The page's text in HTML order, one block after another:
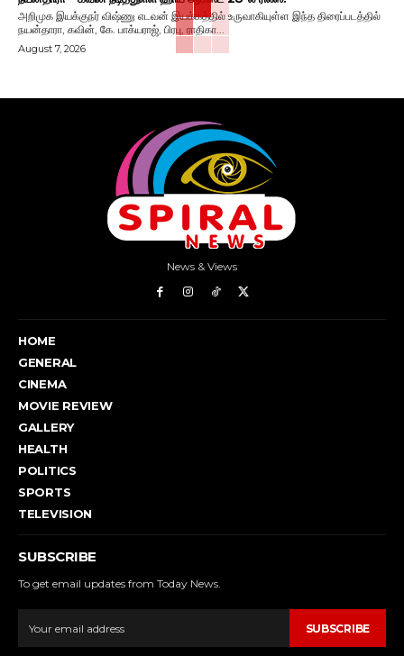
அறிமுக இயக்குநர் விஷ்ணு எடவன் இயக்கத்தில் உருவாகியுள்ள இந்த திரைப்படத்தில்
நயன்தாரா, கவின், கே. பாக்யராஜ், பிரபு, ராதிகா...
August 7, 2026
News & Views
HOME
GENERAL
CINEMA
MOVIE REVIEW
GALLERY
HEALTH
POLITICS
SPORTS
TELEVISION
SUBSCRIBE
To get email updates from Today News.
SUBSCRIBE